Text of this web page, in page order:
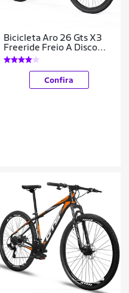
Bicicleta Aro 26 Gts X3
Freeride Freio A Disco
Coroa Unica
Confira